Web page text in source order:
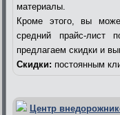
материалы.
Кроме этого, вы
средний прайс-лист
предлагаем скидки и
Скидки: постоянным
Центр